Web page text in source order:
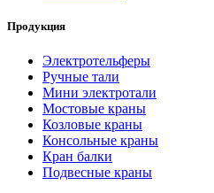
Продукция
Электротельферы
Ручные тали
Мини электротали
Мостовые краны
Козловые краны
Консольные краны
Кран балки
Подвесные краны